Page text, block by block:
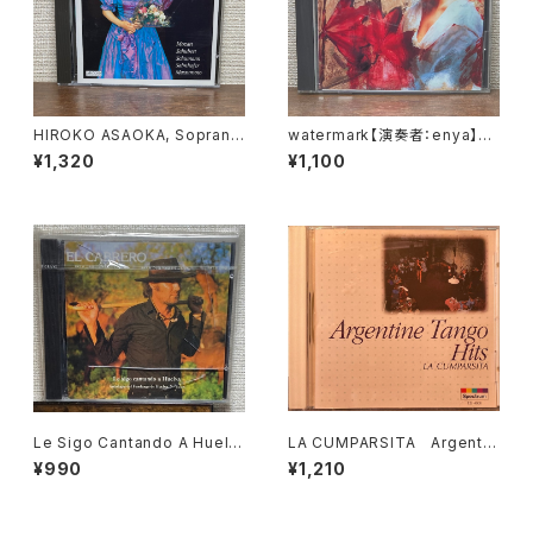
HIROKO ASAOKA, Sopran・
ERIK WERBA, Klavier Mozar
t, Schubert, Schumann, Sal
WERBA】レコード会社：ARICO
RD
¥1,320
watermark【演奏者：enya】レ
コード会社：WEA MUSIC K.K.
1988年
¥1,100
Le Sigo Cantando A Huelv
a - Antología Del Fandang
o De Huelva 2ª Parte【演奏
¥990
LA CUMPARSITA Argentin
e Tango Hits【演奏者：クァル
テート・ロス・ポルテニートス, マ
¥1,210